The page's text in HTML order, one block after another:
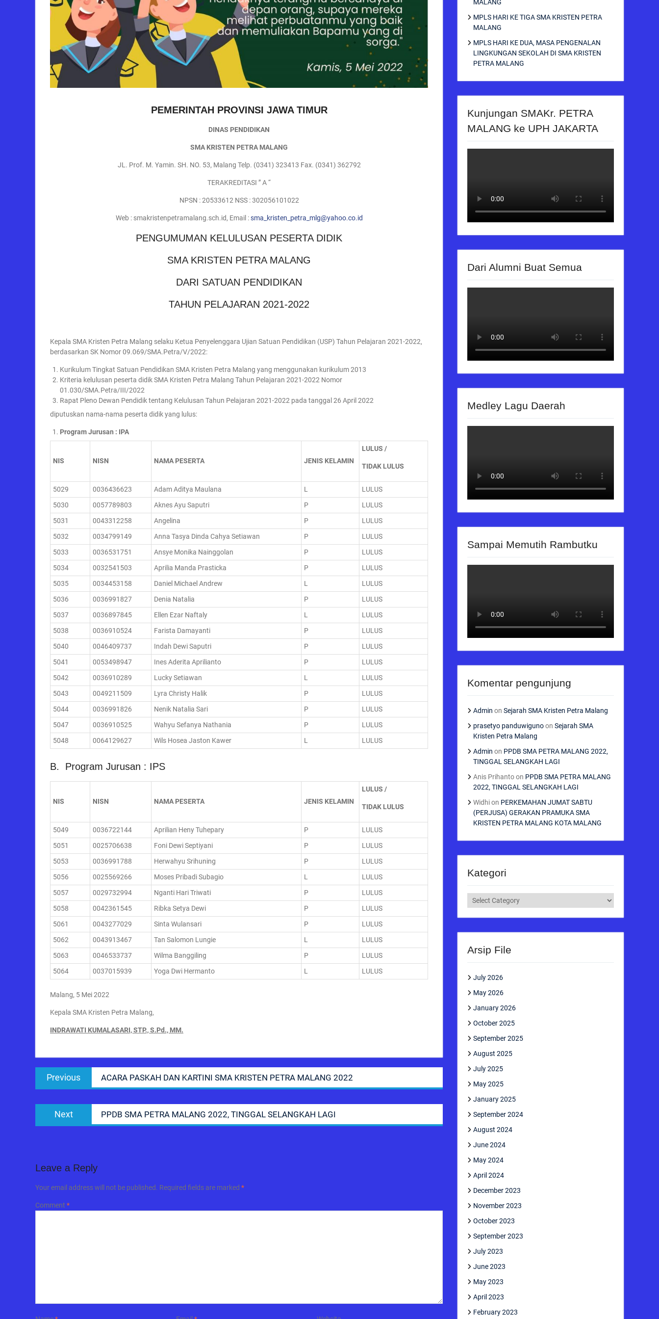
PEMERINTAH PROVINSI JAWA TIMUR
DINAS PENDIDIKAN
SMA KRISTEN PETRA MALANG
JL. Prof. M. Yamin. SH. NO. 53, Malang Telp. (0341) 323413 Fax. (0341) 362792
TERAKREDITASI ” A “
NPSN : 20533612 NSS : 302056101022
Web : smakristenpetramalang.sch.id, Email :sma_kristen_petra_mlg@yahoo.co.id
PENGUMUMAN KELULUSAN PESERTA DIDIK
SMA KRISTEN PETRA MALANG
DARI SATUAN PENDIDIKAN
TAHUN PELAJARAN 2021-2022
Kepala SMA Kristen Petra Malang selaku Ketua Penyelenggara Ujian Satuan Pendidikan (USP) Tahun Pelajaran 2021-2022,
berdasarkan SK Nomor 09.069/SMA.Petra/V/2022:
Kurikulum Tingkat Satuan Pendidikan SMA Kristen Petra Malang yang menggunakan kurikulum 2013
Kriteria kelulusan peserta didik SMA Kristen Petra Malang Tahun Pelajaran 2021-2022 Nomor
01.030/SMA.Petra/III/2022
Rapat Pleno Dewan Pendidik tentang Kelulusan Tahun Pelajaran 2021-2022 pada tanggal 26 April 2022
diputuskan nama-nama peserta didik yang lulus:
Program Jurusan : IPA
NIS NISN NAMA PESERTA JENIS KELAMIN
LULUS /
TIDAK LULUS
5029 0036436623 Adam Aditya Maulana L
LULUS
5030
0057789803 Aknes Ayu Saputri P
LULUS
5031
0043312258 Angelina P
LULUS
5032
0034799149 Anna Tasya Dinda Cahya Setiawan P
LULUS
5033
0036531751 Ansye Monika Nainggolan P
LULUS
5034
0032541503 Aprilia Manda Prasticka P
LULUS
5035
0034453158 Daniel Michael Andrew L
LULUS
5036
0036991827 Denia Natalia P
LULUS
5037
0036897845 Ellen Ezar Naftaly L
LULUS
5038
0036910524 Farista Damayanti P
LULUS
5040
0046409737 Indah Dewi Saputri P
LULUS
5041
0053498947 Ines Aderita Aprilianto P
LULUS
5042
0036910289 Lucky Setiawan L
LULUS
5043
0049211509 Lyra Christy Halik P
LULUS
5044
0036991826 Nenik Natalia Sari P
LULUS
5047
0036910525 Wahyu Sefanya Nathania P
LULUS
5048
0064129627 Wils Hosea Jaston Kawer L LULUS
B. Program Jurusan : IPS
NIS NISN NAMA PESERTA JENIS KELAMIN
LULUS /
TIDAK LULUS
5049 0036722144 Aprilian Heny Tuhepary P
LULUS
5051
0025706638 Foni Dewi Septiyani P
LULUS
5053
0036991788 Herwahyu Srihuning P
LULUS
5056
0025569266 Moses Pribadi Subagio L
LULUS
5057
0029732994 Nganti Hari Triwati P
LULUS
5058
0042361545 Ribka Setya Dewi P
LULUS
5061
0043277029 Sinta Wulansari P
LULUS
5062
0043913467 Tan Salomon Lungie L
LULUS
5063
0046533737 Wilma Banggiling P
LULUS
5064
0037015939 Yoga Dwi Hermanto L LULUS
Malang, 5 Mei 2022
Kepala SMA Kristen Petra Malang,
INDRAWATI KUMALASARI, STP., S.Pd., MM.
Post
navigation
Previous
post:
ACARA PASKAH DAN KARTINI SMA KRISTEN PETRA MALANG 2022
Next
post:
PPDB SMA PETRA MALANG 2022, TINGGAL SELANGKAH LAGI
Leave a Reply
Your email address will not be published. Required fields are marked *
Comment *
MALANG
MPLS HARI KE TIGA SMA KRISTEN PETRA
MALANG
MPLS HARI KE DUA, MASA PENGENALAN
LINGKUNGAN SEKOLAH DI SMA KRISTEN
PETRA MALANG
Kunjungan SMAKr. PETRA
MALANG ke UPH JAKARTA
Dari Alumni Buat Semua
Medley Lagu Daerah
Sampai Memutih Rambutku
Komentar pengunjung
Admin on Sejarah SMA Kristen Petra Malang
prasetyo panduwigunoon Sejarah SMA
Kristen Petra Malang
Admin on PPDB SMA PETRA MALANG 2022,
TINGGAL SELANGKAH LAGI
Anis Prihantoon PPDB SMA PETRA MALANG
2022, TINGGAL SELANGKAH LAGI
Widhion PERKEMAHAN JUMAT SABTU
(PERJUSA) GERAKAN PRAMUKA SMA
KRISTEN PETRA MALANG KOTA MALANG
Kategori
Kategori
Arsip File
July 2026
May 2026
January 2026
October 2025
September 2025
August 2025
July 2025
May 2025
January 2025
September 2024
August 2024
June 2024
May 2024
April 2024
December 2023
November 2023
October 2023
September 2023
July 2023
June 2023
May 2023
April 2023
February 2023